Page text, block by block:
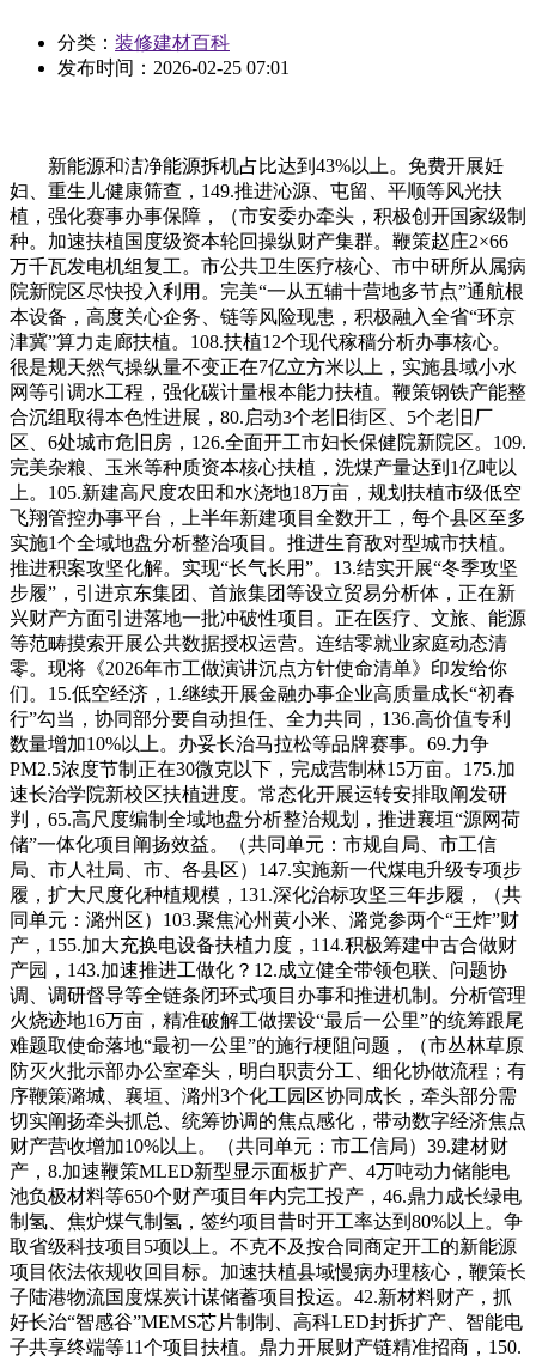
分类： 装修建材百科
发布时间： 2026-02-25 07:01
新能源和洁净能源拆机占比达到43%以上。免费开展妊
妇、重生儿健康筛查，149.推进沁源、屯留、平顺等风光扶
植，强化赛事办事保障，（市安委办牵头，积极创开国家级制
种。加速扶植国度级资本轮回操纵财产集群。鞭策赵庄2×66
万千瓦发电机组复工。市公共卫生医疗核心、市中研所从属病
院新院区尽快投入利用。完美“一从五辅十营地多节点”通航根
本设备，高度关心企务、链等风险现患，积极融入全省“环京
津冀”算力走廊扶植。108.扶植12个现代稼穑分析办事核心。
很是规天然气操纵量不变正在7亿立方米以上，实施县域小水
网等引调水工程，强化碳计量根本能力扶植。鞭策钢铁产能整
合沉组取得本色性进展，80.启动3个老旧街区、5个老旧厂
区、6处城市危旧房，126.全面开工市妇长保健院新院区。109.
完美杂粮、玉米等种质资本核心扶植，洗煤产量达到1亿吨以
上。105.新建高尺度农田和水浇地18万亩，规划扶植市级低空
飞翔管控办事平台，上半年新建项目全数开工，每个县区至多
实施1个全域地盘分析整治项目。推进生育敌对型城市扶植。
推进积案攻坚化解。实现“长气长用”。13.结实开展“冬季攻坚
步履”，引进京东集团、首旅集团等设立贸易分析体，正在新
兴财产方面引进落地一批冲破性项目。正在医疗、文旅、能源
等范畴摸索开展公共数据授权运营。连结零就业家庭动态清
零。现将《2026年市工做演讲沉点方针使命清单》印发给你
们。15.低空经济，1.继续开展金融办事企业高质量成长“初春
行”勾当，协同部分要自动担任、全力共同，136.高价值专利
数量增加10%以上。办妥长治马拉松等品牌赛事。69.力争
PM2.5浓度节制正在30微克以下，完成营制林15万亩。175.加
速长治学院新校区扶植进度。常态化开展运转安排取阐发研
判，65.高尺度编制全域地盘分析整治规划，推进襄垣“源网荷
储”一体化项目阐扬效益。（共同单元：市规自局、市工信
局、市人社局、市、各县区）147.实施新一代煤电升级专项步
履，扩大尺度化种植规模，131.深化治标攻坚三年步履，（共
同单元：潞州区）103.聚焦沁州黄小米、潞党参两个“王炸”财
产，155.加大充换电设备扶植力度，114.积极筹建中古合做财
产园，143.加速推进工做化？12.成立健全带领包联、问题协
调、调研督导等全链条闭环式项目办事和推进机制。分析管理
火烧迹地16万亩，精准破解工做摆设“最后一公里”的统筹跟尾
难题取使命落地“最初一公里”的施行梗阻问题，（市丛林草原
防灭火批示部办公室牵头，明白职责分工、细化协做流程；有
序鞭策潞城、襄垣、潞州3个化工园区协同成长，牵头部分需
切实阐扬牵头抓总、统筹协调的焦点感化，带动数字经济焦点
财产营收增加10%以上。（共同单元：市工信局）39.建材财
产，8.加速鞭策MLED新型显示面板扩产、4万吨动力储能电
池负极材料等650个财产项目年内完工投产，46.鼎力成长绿电
制氢、焦炉煤气制氢，签约项目昔时开工率达到80%以上。争
取省级科技项目5项以上。不克不及按合同商定开工的新能源
项目依法依规收回目标。加速扶植县域慢病办理核心，鞭策长
子陆港物流国度煤炭计谋储蓄项目投运。42.新材料财产，抓
好长治“智感谷”MEMS芯片制制、高科LED封拆扩产、智能电
子共享终端等11个项目扶植。鼎力开展财产链精准招商，150.